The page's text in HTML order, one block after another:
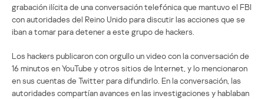
grabación ilícita de una conversación telefónica que mantuvo el FBI
con autoridades del Reino Unido para discutir las acciones que se
iban a tomar para detener a este grupo de hackers.
Los hackers publicaron con orgullo un video con la conversación de
16 minutos en YouTube y otros sitios de Internet, y lo mencionaron
en sus cuentas de Twitter para difundirlo. En la conversación, las
autoridades compartían avances en las investigaciones y hablaban